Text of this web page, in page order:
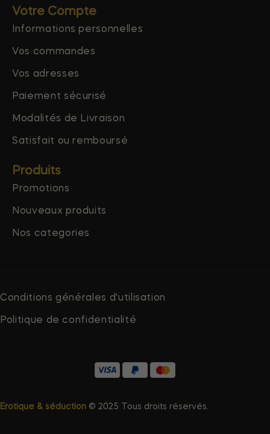
Votre Compte
Informations personnelles
Vos commandes
Vos adresses
Paiement sécurisé
Modalités de Livraison
Satisfait ou remboursé
Produits
Promotions
Nouveaux produits
Nos categories
Conditions générales d'utilisation
Politique de confidentialité
Erotique & séduction © 2025 Tous droits réservés.